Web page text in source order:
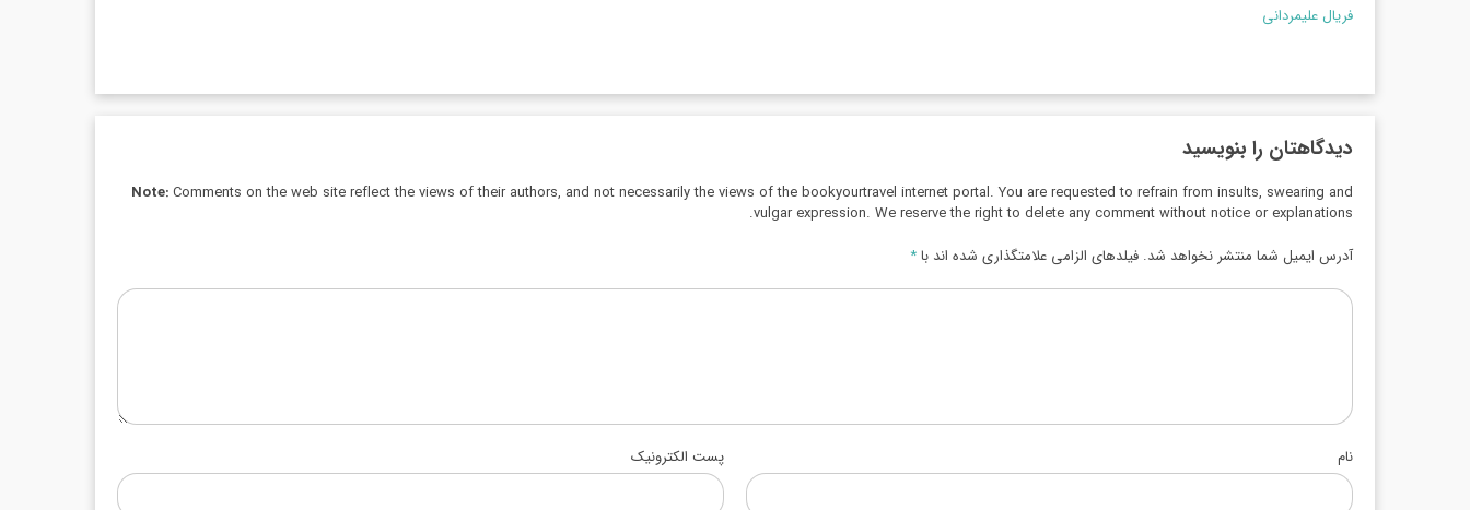
فریال علیمردانی
دیدگاهتان را بنویسید
Note:Comments on the web site reflect the views of their authors, and not necessarily the views of the bookyourtravel internet portal. You are requested to refrain from insults, swearing and
vulgar expression. We reserve the right to delete any comment without notice or explanations.
آدرس ایمیل شما منتشر نخواهد شد. فیلدهای الزامی علامتگذاری شده اند با*
نام پست الکترونیک